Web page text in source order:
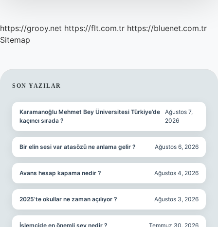
https://grooy.net https://flt.com.tr https://bluenet.com.tr
Sitemap
SIDEBAR
SON YAZILAR
Karamanoğlu Mehmet Bey Üniversitesi Türkiye’de
kaçıncı sırada ?
Ağustos 7,
2026
Bir elin sesi var atasözü ne anlama gelir ? Ağustos 6, 2026
Avans hesap kapama nedir ? Ağustos 4, 2026
2025’te okullar ne zaman açılıyor ? Ağustos 3, 2026
İşlemcide en önemli şey nedir ? Temmuz 30, 2026